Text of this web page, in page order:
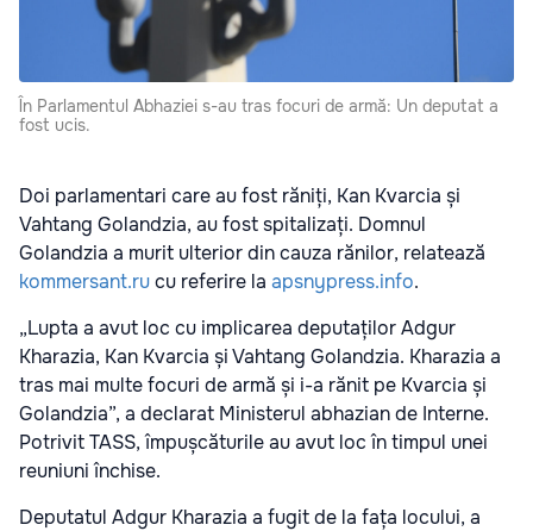
În Parlamentul Abhaziei s-au tras focuri de armă: Un deputat a
fost ucis.
Doi parlamentari care au fost răniți, Kan Kvarcia și
Vahtang Golandzia, au fost spitalizați. Domnul
Golandzia a murit ulterior din cauza rănilor, relatează
kommersant.rucu referire la apsnypress.info.
„Lupta a avut loc cu implicarea deputaților Adgur
Kharazia, Kan Kvarcia și Vahtang Golandzia. Kharazia a
tras mai multe focuri de armă și i-a rănit pe Kvarcia și
Golandzia”, a declarat Ministerul abhazian de Interne.
Potrivit TASS, împușcăturile au avut loc în timpul unei
reuniuni închise.
Deputatul Adgur Kharazia a fugit de la fața locului, a